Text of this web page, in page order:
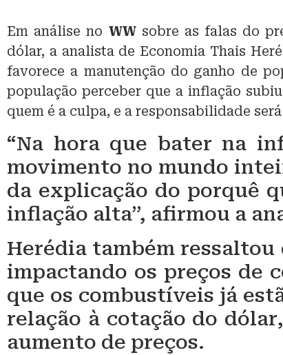
Em análise no WWsobre as falas do
dólar, a analista de Economia Thais
favorece a manutenção do ganho de
população perceber que a inflação
quem é a culpa, e a responsabilidade
“Na hora que bater na
movimento no mundo
da explicação do porquê
inflação alta”, afirmou a
Herédia também
impactando os preços de
que os combustíveis já
relação à cotação do
aumento de preços.